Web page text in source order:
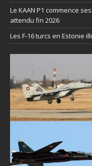
Le KAAN P1 commence
attendu fin 2026
Les F-16 turcs en Estonie